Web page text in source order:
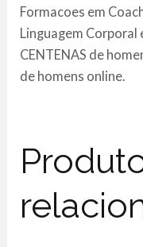
Formacoes em
Linguagem Corporal
CENTENAS de
de homens online.